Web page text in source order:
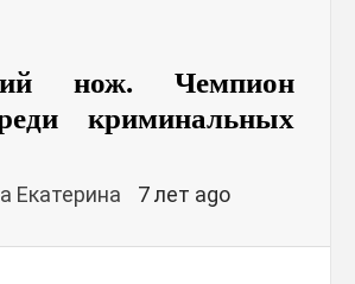
нож. Чемпион
криминальных
Екатерина 7 лет ago